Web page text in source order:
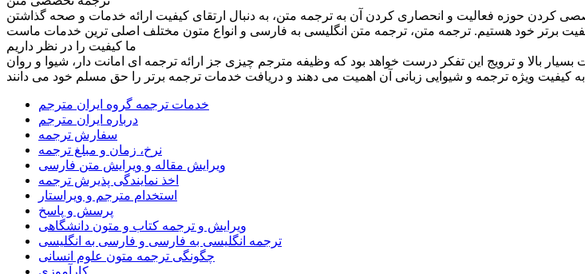
کردن حوزه فعالیت و انحصاری کردن آن به ترجمه متن، به دنبال ارتقای کیفیت ارائه خدمات و صحه گذاشتن
ما کیفیت را در نظر داریم
بالا و ترویج این تفکر درست خواهد بود که وظیفه مترجم چیزی جز ارائه ترجمه ای امانت دار، شیوا و روان
خدمات ترجمه گروه ایران مترجم
درباره ایران مترجم
سفارش ترجمه
نرخ، زمان و مبلغ ترجمه
ویرایش مقاله و ویرایش متن فارسی
اخذ نمایندگی پذیرش ترجمه
استخدام مترجم و ویراستار
پرسش و پاسخ
ویرایش و ترجمه کتاب و متون دانشگاهی
ترجمه انگلیسی به فارسی و فارسی به انگلیسی
چگونگی ترجمه متون علوم انسانی
کارآموزی